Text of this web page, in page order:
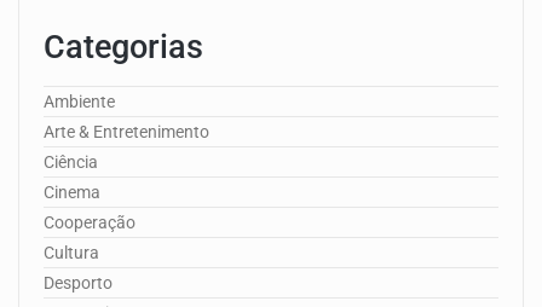
Categorias
Ambiente
Arte & Entretenimento
Ciência
Cinema
Cooperação
Cultura
Desporto